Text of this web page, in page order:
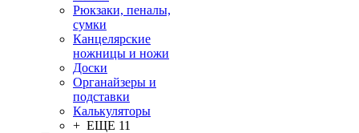
Рюкзаки, пеналы,
сумки
Канцелярские
ножницы и ножи
Доски
Органайзеры и
подставки
Калькуляторы
+ ЕЩЕ 11